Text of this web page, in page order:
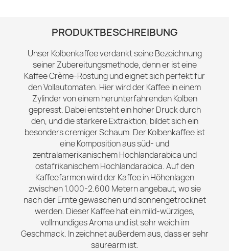
PRODUKTBESCHREIBUNG
Unser Kolbenkaffee verdankt seine Bezeichnung
seiner Zubereitungsmethode, denn er ist eine
Kaffee Crème-Röstung und eignet sich perfekt für
den Vollautomaten. Hier wird der Kaffee in einem
Zylinder von einem herunterfahrenden Kolben
gepresst. Dabei entsteht ein hoher Druck durch
den, und die stärkere Extraktion, bildet sich ein
besonders cremiger Schaum. Der Kolbenkaffee ist
eine Komposition aus süd- und
zentralamerikanischem Hochlandarabica und
ostafrikanischem Hochlandarabica. Auf den
Kaffeefarmen wird der Kaffee in Höhenlagen
zwischen 1.000-2.600 Metern angebaut, wo sie
nach der Ernte gewaschen und sonnengetrocknet
werden. Dieser Kaffee hat ein mild-würziges,
vollmundiges Aroma und ist sehr weich im
Geschmack. In zeichnet außerdem aus, dass er sehr
säurearm ist.